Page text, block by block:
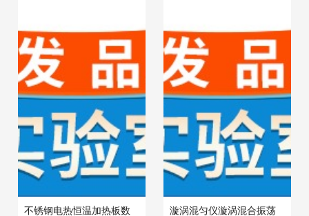
不锈钢电热恒温加热板数
漩涡混匀仪漩涡混合振荡